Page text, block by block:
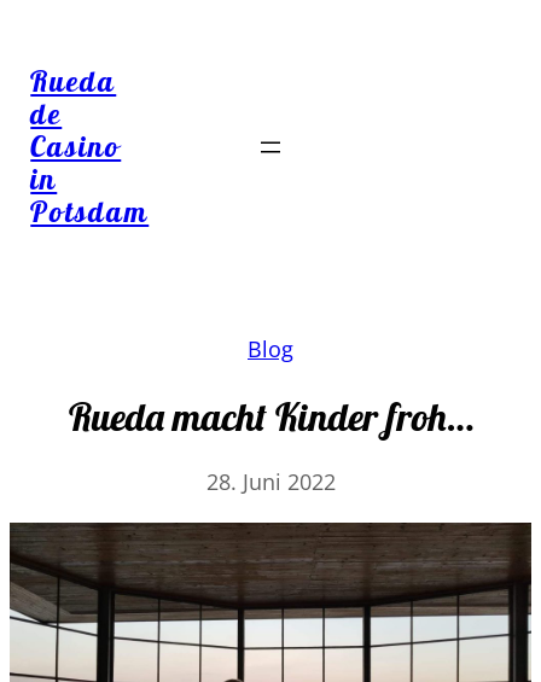
Rueda
de
Casino
in
Potsdam
Blog
Rueda macht Kinder froh…
28. Juni 2022